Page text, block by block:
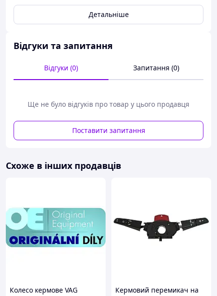
надійність використаних у виготовленні матеріалів
(гума і пластик) і індивідуальний стиль.
Детальніше
Відгуки та запитання
Відгуки (0) Запитання (0)
Ще не було відгуків про товар у цього продавця
Поставити запитання
Схоже в інших продавців
Колесо кермове VAG
Кермовий перемикач на